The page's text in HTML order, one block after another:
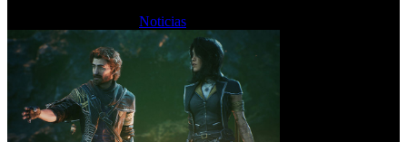
Noticias